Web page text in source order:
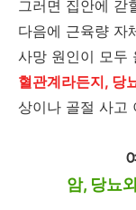
그러면 집안에 갇
다음에 근육량 자
사망 원인이 모두
혈관계라든지, 당
상이나 골절 사고
암, 당뇨